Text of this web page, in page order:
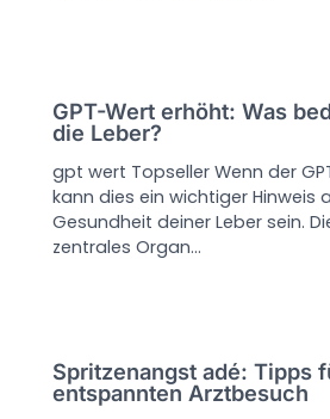
GPT-Wert erhöht: Was
die Leber?
gpt wert Topseller Wenn der
kann dies ein wichtiger Hinweis
Gesundheit deiner Leber sein.
zentrales Organ…
Spritzenangst adé: Tipps
entspannten Arztbesuch